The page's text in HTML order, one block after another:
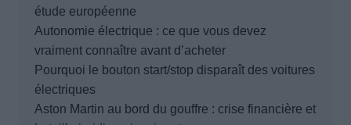
étude européenne
Autonomie électrique : ce que vous devez
vraiment connaître avant d’acheter
Pourquoi le bouton start/stop disparaît des voitures
électriques
Aston Martin au bord du gouffre : crise financière et